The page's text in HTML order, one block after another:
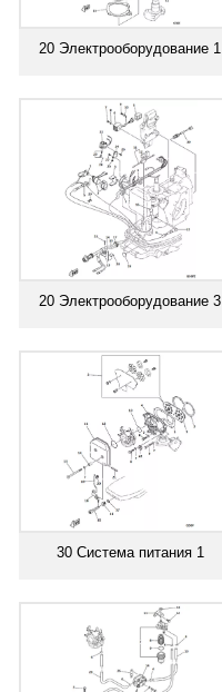
20 Электрооборудование 1
20 Электрооборудование 3
30 Система питания 1